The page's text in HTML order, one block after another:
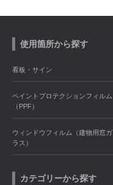
使用箇所から探す
看板・サイン
ペイントプロテクションフィルム
（PPF）
ウィンドウフィルム（建物用窓ガ
ラス）
カテゴリーから探す